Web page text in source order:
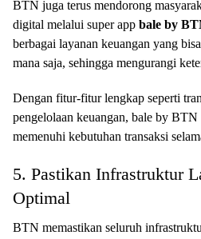
BTN juga terus mendorong
digital melalui super app bale by
berbagai layanan keuangan yang
mana saja, sehingga mengurangi
Dengan fitur-fitur lengkap seperti
pengelolaan keuangan, bale by
memenuhi kebutuhan transaksi
5. Pastikan Infrastruktur
Optimal
BTN memastikan seluruh